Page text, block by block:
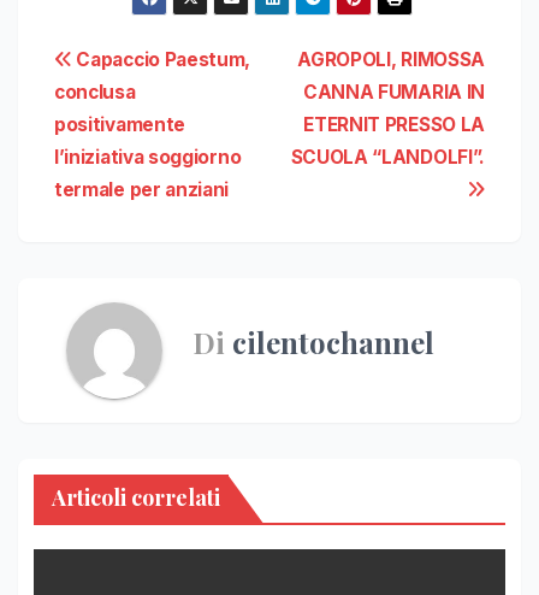
Navigazione
articoli
AGROPOLI, RIMOSSA
CANNA FUMARIA IN
ETERNIT PRESSO LA
SCUOLA “LANDOLFI”.
Capaccio Paestum,
conclusa
positivamente
l’iniziativa soggiorno
termale per anziani
Di cilentochannel
Articoli correlati